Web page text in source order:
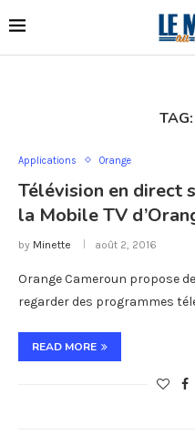
TAG:
Applications Orange
Télévision en direct
la Mobile TV
by Minette août 2, 2016
Orange Cameroun propose
regarder des programmes
READ MORE